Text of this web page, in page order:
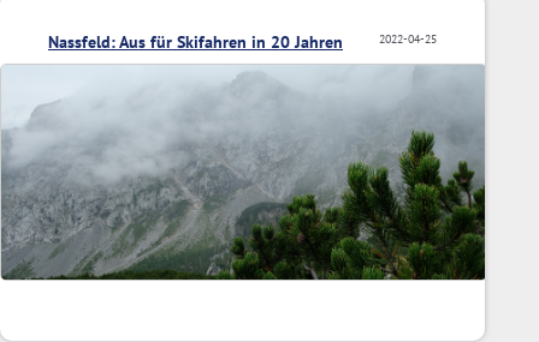
2022-04-25
Nassfeld: Aus für Skifahren in 20 Jahren